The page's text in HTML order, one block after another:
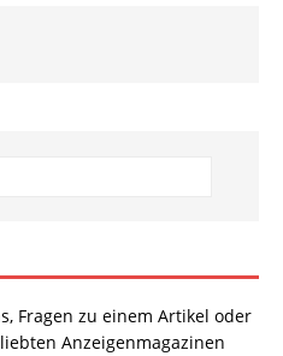
Fragen zu einem Artikel oder
Anzeigenmagazinen